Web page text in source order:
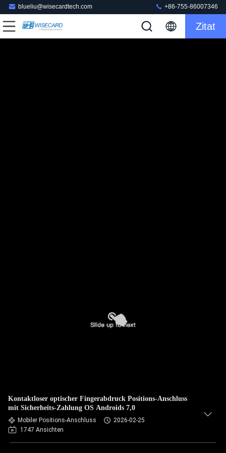
blueliu@wisecardtech.com +86-755-86007346
Zitat
Kontaktloser optischer Fingerabdruck Positions-Anschluss
mit Sicherheits-Zahlung OS Androids 7,0
Mobiler Positions-Anschluss
2026-02-25
1747 Ansichten